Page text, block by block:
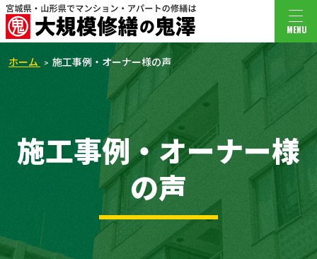
MENU
ホーム 施工事例・オーナー様の声
施工事例・オーナー様
の声